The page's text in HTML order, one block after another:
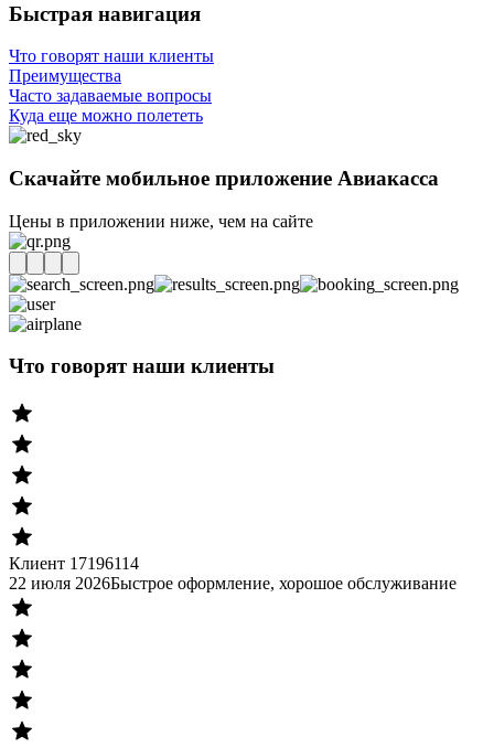
Быстрая навигация
Что говорят наши клиенты
Преимущества
Часто задаваемые вопросы
Куда еще можно полететь
Скачайте мобильное приложение Авиакасса
Цены в приложении ниже, чем на сайте
Что говорят наши клиенты
Клиент 17196114
22 июля 2026Быстрое оформление, хорошое обслуживание